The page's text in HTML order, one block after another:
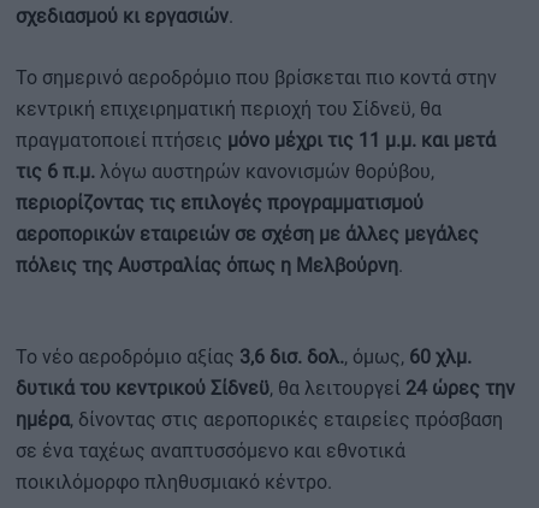
σχεδιασμού κι εργασιών.
Το σημερινό αεροδρόμιο που βρίσκεται πιο κοντά στην
κεντρική επιχειρηματική περιοχή του Σίδνεϋ, θα
πραγματοποιεί πτήσεις μόνο μέχρι τις 11 μ.μ. και μετά
τις 6 π.μ. λόγω αυστηρών κανονισμών θορύβου,
περιορίζοντας τις επιλογές προγραμματισμού
αεροπορικών εταιρειών σε σχέση με άλλες μεγάλες
πόλεις της Αυστραλίας όπως η Μελβούρνη.
Το νέο αεροδρόμιο αξίας 3,6 δισ. δολ., όμως, 60 χλμ.
δυτικά του κεντρικού Σίδνεϋ, θα λειτουργεί 24 ώρες την
ημέρα, δίνοντας στις αεροπορικές εταιρείες πρόσβαση
σε ένα ταχέως αναπτυσσόμενο και εθνοτικά
ποικιλόμορφο πληθυσμιακό κέντρο.